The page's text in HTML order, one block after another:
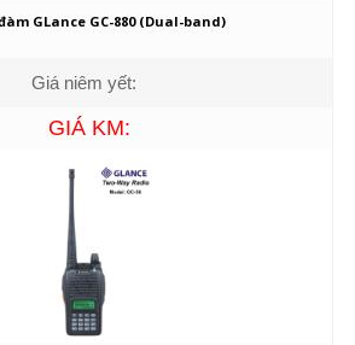
GLance GC-880 (Dual-band)
Giá niêm yết:
GIÁ KM: